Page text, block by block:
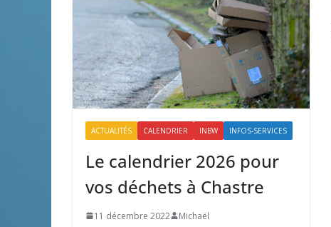
ACTUALITÉS CALENDRIER INBW INFOS-SERVICES
Le calendrier 2026 pour
vos déchets à Chastre
11 décembre 2022 Michaël